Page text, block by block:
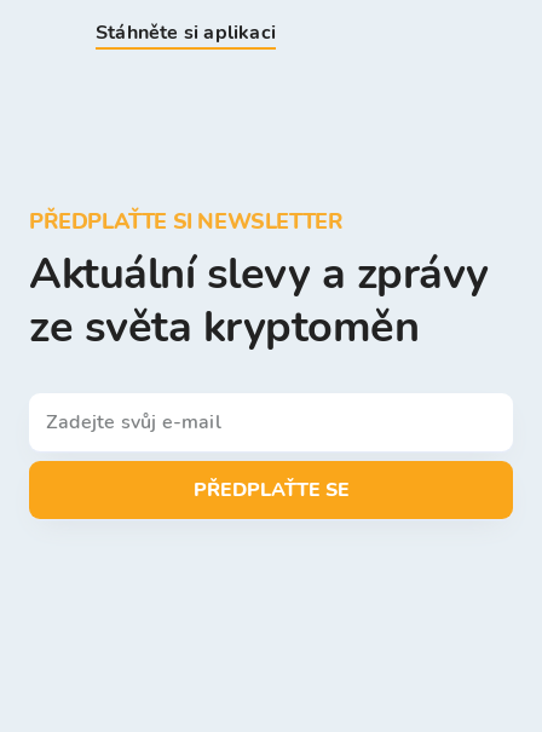
Stáhněte si aplikaci
PŘEDPLAŤTE SI NEWSLETTER
Aktuální slevy a zprávy
ze světa kryptoměn
PŘEDPLAŤTE SE